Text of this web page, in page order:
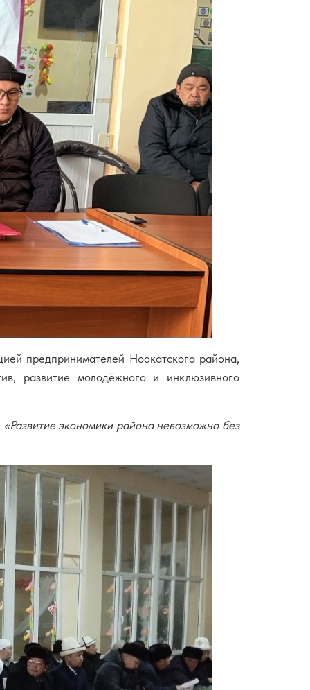
предпринимателей Ноокатского района,
развитие молодёжного и инклюзивного
«Развитие экономики района невозможно без